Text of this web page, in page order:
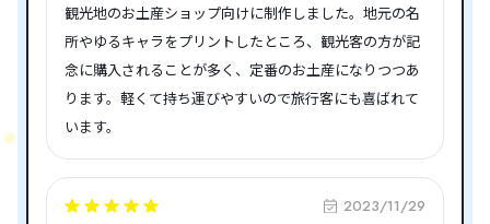
観光地のお土産ショップ向けに制作しました。地元の名
所やゆるキャラをプリントしたところ、観光客の方が記
念に購入されることが多く、定番のお土産になりつつあ
ります。軽くて持ち運びやすいので旅行客にも喜ばれて
います。
2023/11/29